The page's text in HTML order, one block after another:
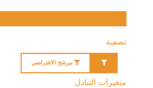
تصفية
مرشح الافتراضي
متغيرات التبادل